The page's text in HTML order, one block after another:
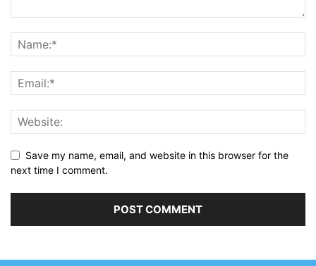
Save my name, email, and website in this browser for the
next time I comment.